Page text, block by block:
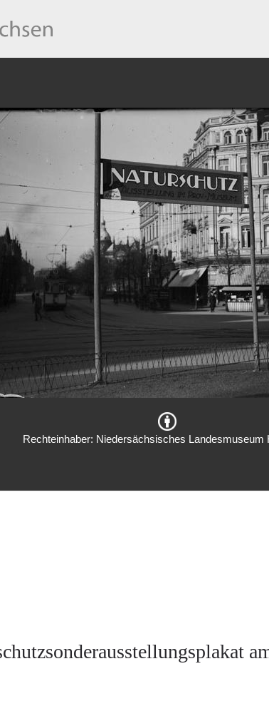
Rechteinhaber: Niedersächsisches Landesmuseum